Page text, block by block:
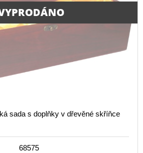
sada s doplňky v dřevěné skříňce
68575